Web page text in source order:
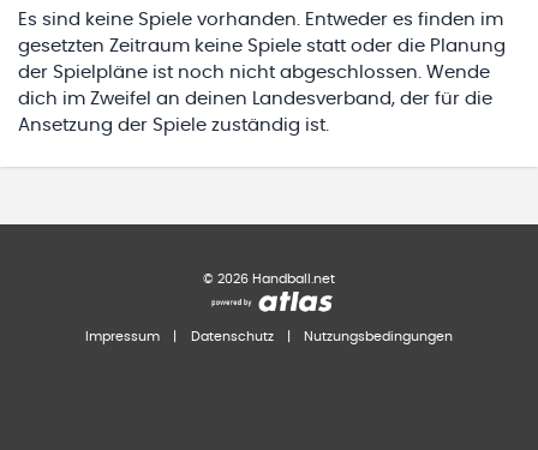
Es sind keine Spiele vorhanden. Entweder es finden im
gesetzten Zeitraum keine Spiele statt oder die Planung
der Spielpläne ist noch nicht abgeschlossen. Wende
dich im Zweifel an deinen Landesverband, der für die
Ansetzung der Spiele zuständig ist.
© 2026 Handball.net
Impressum Datenschutz Nutzungsbedingungen